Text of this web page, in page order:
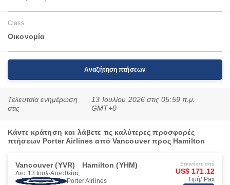
Class
Οικονομία
Αναζήτηση πτήσεων
Τελευταία ενημέρωση
στις
13 Ιουλίου 2026 στις 05:59 π.μ.
GMT+0
Κάντε κράτηση και λάβετε τις καλύτερες προσφορές
πτήσεων Porter Airlines από Vancouver προς Hamilton
Vancouver (YVR) Hamilton (YHM)
Δευ 13 Ιουλ Απευθείας
Porter Airlines
Ξεκινήστε από
US$ 171.12
Τιμή/ Pax